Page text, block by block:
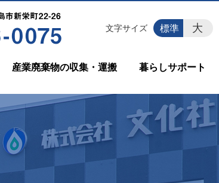
産業廃棄物の収集・運搬 暮らしサポート
文字サイズ 標準 大